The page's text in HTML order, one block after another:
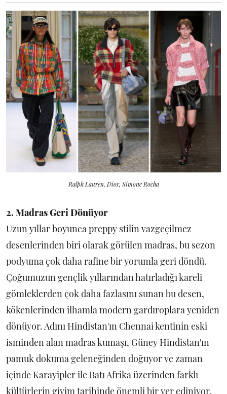
Ralph Lauren, Dior, Simone Rocha
2. Madras Geri Dönüyor
Uzun yıllar boyunca preppy stilin vazgeçilmez
desenlerinden biri olarak görülen madras, bu sezon
podyuma çok daha rafine bir yorumla geri döndü.
Çoğumuzun gençlik yıllarından hatırladığı kareli
gömleklerden çok daha fazlasını sunan bu desen,
kökenlerinden ilhamla modern gardıroplara yeniden
dönüyor. Adını Hindistan'ın Chennai kentinin eski
isminden alan madras kumaşı, Güney Hindistan'ın
pamuk dokuma geleneğinden doğuyor ve zaman
içinde Karayipler ile Batı Afrika üzerinden farklı
kültürlerin giyim tarihinde önemli bir yer ediniyor.